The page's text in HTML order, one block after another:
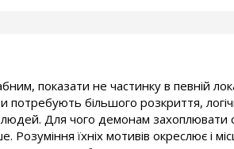
показати не частинку в певній
більшого розкриття,
Для чого демонам захоплювати
їхніх мотивів окреслює і